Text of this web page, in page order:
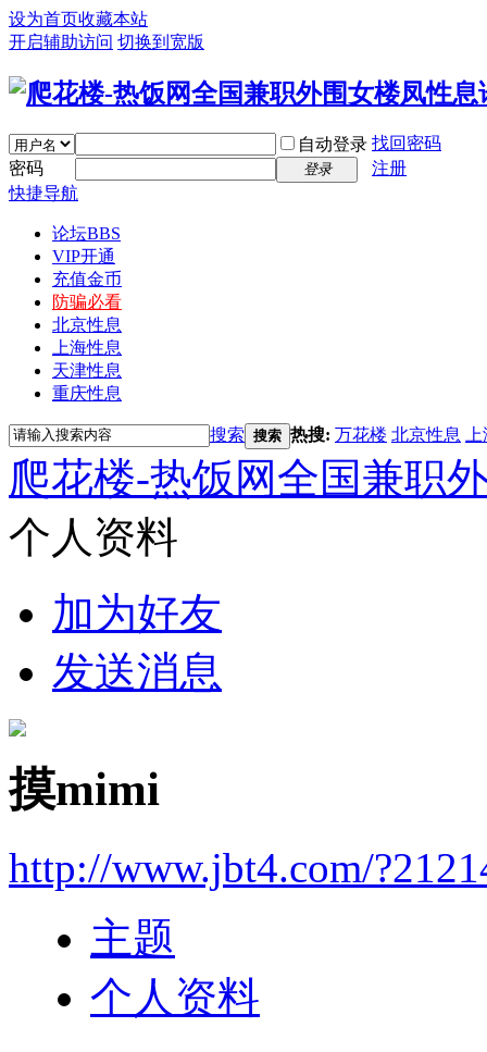
设为首页收藏本站
开启辅助访问 切换到宽版
自动登录 找回密码
密码
登录
注册
快捷导航
论坛BBS
VIP开通
充值金币
防骗必看
北京性息
上海性息
天津性息
重庆性息
搜索 搜索 热搜: 万花楼 北京性息
爬花楼-热饭网全国兼职
个人资料
加为好友
发送消息
摸mimi
http://www.jbt4.com/
主题
个人资料